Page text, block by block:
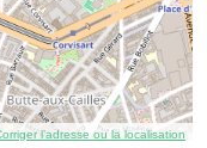
l’adresse ou la localisation